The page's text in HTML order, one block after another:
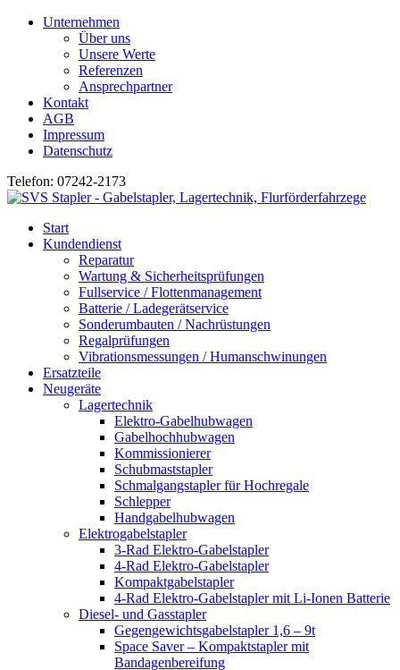
Unternehmen
Über uns
Unsere Werte
Referenzen
Ansprechpartner
Kontakt
AGB
Impressum
Datenschutz
Telefon: 07242-2173
Start
Kundendienst
Reparatur
Wartung & Sicherheitsprüfungen
Fullservice / Flottenmanagement
Batterie / Ladegerätservice
Sonderumbauten / Nachrüstungen
Regalprüfungen
Vibrationsmessungen / Humanschwinungen
Ersatzteile
Neugeräte
Lagertechnik
Elektro-Gabelhubwagen
Gabelhochhubwagen
Kommissionierer
Schubmaststapler
Schmalgangstapler für Hochregale
Schlepper
Handgabelhubwagen
Elektrogabelstapler
3-Rad Elektro-Gabelstapler
4-Rad Elektro-Gabelstapler
Kompaktgabelstapler
4-Rad Elektro-Gabelstapler mit Li-Ionen Batterie
Diesel- und Gasstapler
Gegengewichtsgabelstapler 1,6 – 9t
Space Saver – Kompaktstapler mit
Bandagenbereifung